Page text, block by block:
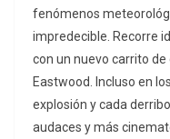
fenómenos
impredecible. Recorre
con un nuevo carrito
Eastwood. Incluso en
explosión y cada
audaces y más